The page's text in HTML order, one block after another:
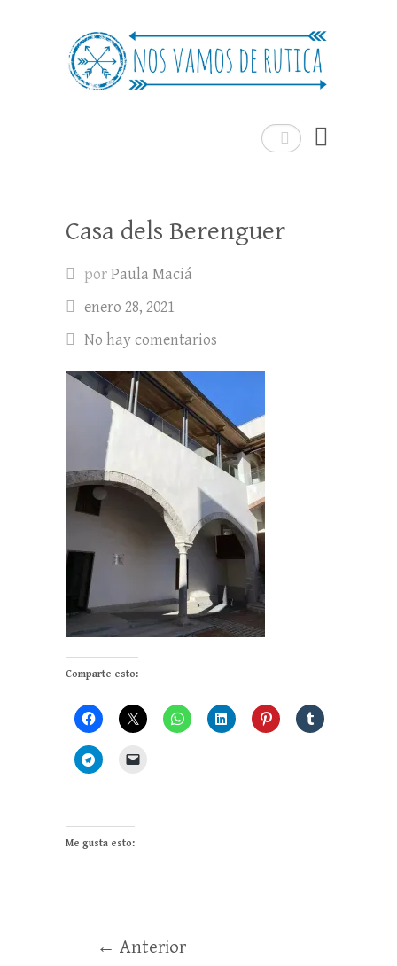
Buscar
Nos Vamos de Rutica
Casa dels Berenguer
porPaula Maciá
enero 28, 2021
No hay comentarios
Comparte esto:
Me gusta esto:
← Anterior